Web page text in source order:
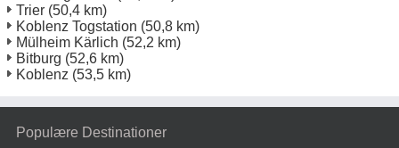
Trier (50,4 km)
Koblenz Togstation (50,8 km)
Mülheim Kärlich (52,2 km)
Bitburg (52,6 km)
Koblenz (53,5 km)
Populære Destinationer